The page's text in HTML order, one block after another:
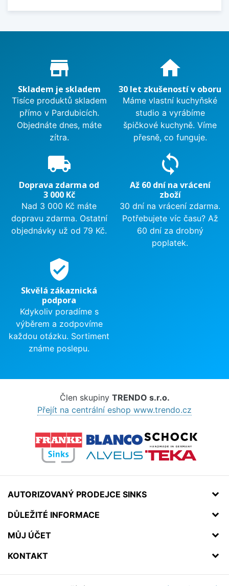
Proč nakupovat u nás?
store_mall_directory
Skladem je skladem
Tisíce produktů skladem
přímo v Pardubicích.
Objednáte dnes, máte
zítra.
home
30 let zkušeností v oboru
Máme vlastní kuchyňské
studio a vyrábíme
špičkové kuchyně. Víme
přesně, co funguje.
local_shipping
Doprava zdarma od
3 000 Kč
Nad 3 000 Kč máte
dopravu zdarma. Ostatní
objednávky už od 79 Kč.
sync
Až 60 dní na vrácení
zboží
30 dní na vrácení zdarma.
Potřebujete víc času? Až
60 dní za drobný
poplatek.
verified_user
Skvělá zákaznická
podpora
Kdykoliv poradíme s
výběrem a zodpovíme
každou otázku. Sortiment
známe poslepu.
Člen skupiny TRENDO s.r.o.
Přejít na centrální eshop www.trendo.cz
AUTORIZOVANÝ PRODEJCE SINKS
DŮLEŽITÉ INFORMACE
MŮJ ÚČET
KONTAKT